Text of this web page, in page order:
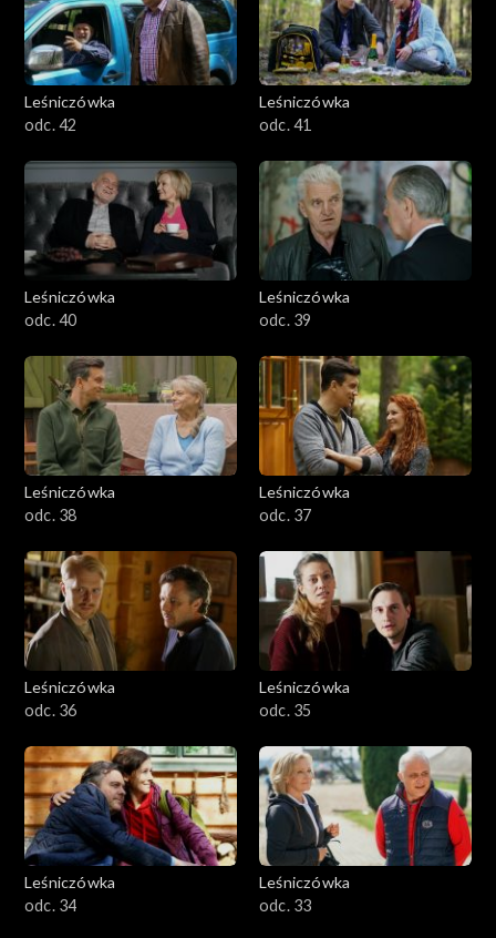
Leśniczówka
odc. 42
Leśniczówka
odc. 41
Leśniczówka
odc. 40
Leśniczówka
odc. 39
Leśniczówka
odc. 38
Leśniczówka
odc. 37
Leśniczówka
odc. 36
Leśniczówka
odc. 35
Leśniczówka
odc. 34
Leśniczówka
odc. 33